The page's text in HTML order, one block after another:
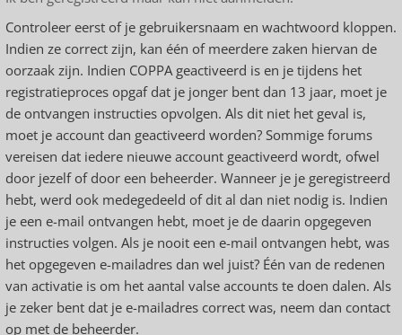
Controleer eerst of je gebruikersnaam en wachtwoord kloppen.
Indien ze correct zijn, kan één of meerdere zaken hiervan de
oorzaak zijn. Indien COPPA geactiveerd is en je tijdens het
registratieproces opgaf dat je jonger bent dan 13 jaar, moet je
de ontvangen instructies opvolgen. Als dit niet het geval is,
moet je account dan geactiveerd worden? Sommige forums
vereisen dat iedere nieuwe account geactiveerd wordt, ofwel
door jezelf of door een beheerder. Wanneer je je geregistreerd
hebt, werd ook medegedeeld of dit al dan niet nodig is. Indien
je een e-mail ontvangen hebt, moet je de daarin opgegeven
instructies volgen. Als je nooit een e-mail ontvangen hebt, was
het opgegeven e-mailadres dan wel juist? Één van de redenen
van activatie is om het aantal valse accounts te doen dalen. Als
je zeker bent dat je e-mailadres correct was, neem dan contact
op met de beheerder.